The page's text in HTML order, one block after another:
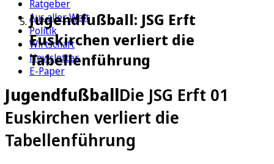
Ratgeber
Aus aller Welt
Politik
Wirtschaft
Newsletter
E-Paper
Jugendfußball: JSG Erft
Euskirchen verliert die
Tabellenführung
JugendfußballDie JSG Erft 01
Euskirchen verliert die
Tabellenführung